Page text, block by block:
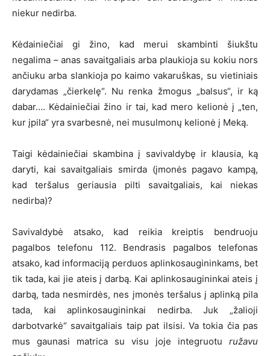
niekur nedirba.
Kėdainiečiai gi žino, kad merui skambinti šiukštu
negalima – anas savaitgaliais arba plaukioja su kokiu nors
ančiuku arba slankioja po kaimo vakaruškas, su vietiniais
darydamas „čierkelę“. Nu renka žmogus „balsus“, ir ką
dabar…. Kėdainiečiai žino ir tai, kad mero kelionė į „ten,
kur įpila“ yra svarbesnė, nei musulmonų kelionė į Meką.
Taigi kėdainiečiai skambina į savivaldybę ir klausia, ką
daryti, kai savaitgaliais smirda (įmonės pagavo kampą,
kad teršalus geriausia pilti savaitgaliais, kai niekas
nedirba)?
Savivaldybė atsako, kad reikia kreiptis bendruoju
pagalbos telefonu 112. Bendrasis pagalbos telefonas
atsako, kad informaciją perduos aplinkosaugininkams, bet
tik tada, kai jie ateis į darbą. Kai aplinkosaugininkai ateis į
darbą, tada nesmirdės, nes įmonės teršalus į aplinką pila
tada, kai aplinkosaugininkai nedirba. Juk „žalioji
darbotvarkė“ savaitgaliais taip pat ilsisi. Va tokia čia pas
mus gaunasi matrica su visu joje integruotu ružavu